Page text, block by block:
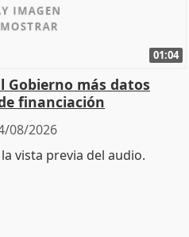
01:04
Gobierno más datos
financiación
08/2026